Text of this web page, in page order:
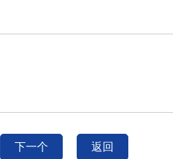
下一个 返回